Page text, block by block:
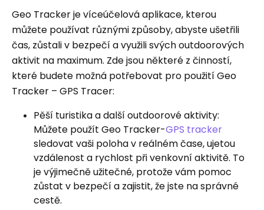
Geo Tracker je víceúčelová aplikace, kterou
můžete používat různými způsoby, abyste ušetřili
čas, zůstali v bezpečí a využili svých outdoorových
aktivit na maximum. Zde jsou některé z činností,
které budete možná potřebovat pro použití Geo
Tracker – GPS Tracer:
Pěší turistika a další outdoorové aktivity:
Můžete použít Geo Tracker-GPS tracker
sledovat vaši poloha v reálném čase, ujetou
vzdálenost a rychlost při venkovní aktivitě. To
je výjimečně užitečné, protože vám pomoc
zůstat v bezpečí a zajistit, že jste na správné
cestě.